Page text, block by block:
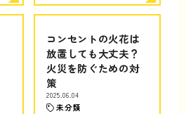
コンセントの火花は
放置しても大丈夫？
火災を防ぐための対
策
2025.06.04
未分類